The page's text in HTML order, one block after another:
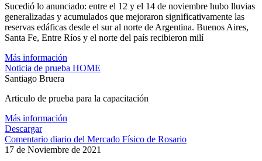
Sucedió lo anunciado: entre el 12 y el 14 de noviembre hubo lluvias
generalizadas y acumulados que mejoraron significativamente las
reservas edáficas desde el sur al norte de Argentina. Buenos Aires,
Santa Fe, Entre Ríos y el norte del país recibieron milí
Más información
Noticia de prueba HOME
Santiago Bruera
Articulo de prueba para la capacitación
Más información
Descargar
Comentario diario del Mercado Físico de Rosario
17 de Noviembre de 2021